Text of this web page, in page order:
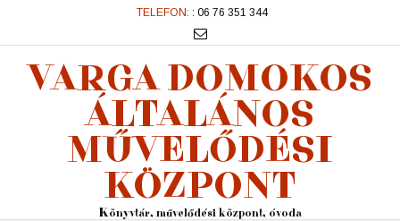
TELEFON: : 06 76 351 344
VARGA DOMOKOS
ÁLTALÁNOS
MŰVELŐDÉSI
KÖZPONT
Könyvtár, művelődési központ, óvoda